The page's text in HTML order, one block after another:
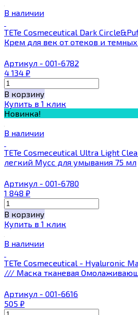
В наличии
TETe Cosmeceutical Dark
Крем для век от отеков и
Артикул - 001-6782
4 134 ₽
В корзину
Купить в 1 клик
Новинка!
В наличии
TETe Cosmeceutical Ultra Light
легкий Мусс для умывания 75 мл
Артикул - 001-6780
1 848 ₽
В корзину
Купить в 1 клик
В наличии
TETe Cosmeceutical - Hyaluronic
/// Маска тканевая
Артикул - 001-6616
505 ₽